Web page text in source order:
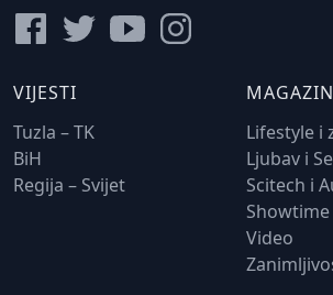
VIJESTI
Tuzla – TK
BiH
Regija – Svijet
MAGAZIN
Lifestyle i
Ljubav i
Scitech i
Showtime
Video